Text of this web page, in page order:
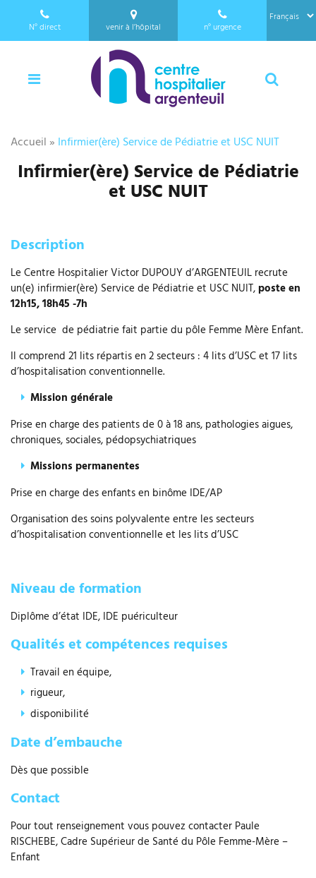
l
N°direct
01 34 23 24 25
venir à l’hôpital n°urgence
Menu
Accueil » Infirmier(ère) Service de Pédiatrie et USC NUIT
Infirmier(ère) Service de Pédiatrie
et USC NUIT
Description
Le Centre Hospitalier Victor DUPOUY d’ARGENTEUIL recrute
un(e) infirmier(ère) Service de Pédiatrie et USC NUIT, poste en
12h15, 18h45 -7h
Le service de pédiatrie fait partie du pôle Femme Mère Enfant.
Il comprend 21 lits répartis en 2 secteurs : 4 lits d’USC et 17 lits
d’hospitalisation conventionnelle.
Mission générale
Prise en charge des patients de 0 à 18 ans, pathologies aigues,
chroniques, sociales, pédopsychiatriques
Missions permanentes
Prise en charge des enfants en binôme IDE/AP
Organisation des soins polyvalente entre les secteurs
d’hospitalisation conventionnelle et les lits d’USC
Niveau de formation
Diplôme d’état IDE, IDE puériculteur
Qualités et compétences requises
Travail en équipe,
rigueur,
disponibilité
Date d’embauche
Dès que possible
Contact
Pour tout renseignement vous pouvez contacter Paule
RISCHEBE, Cadre Supérieur de Santé du Pôle Femme-Mère –
Enfant